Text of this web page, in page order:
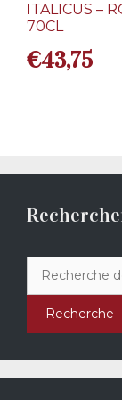
ITALICUS –
70CL
€43,75
pour :
Recherche